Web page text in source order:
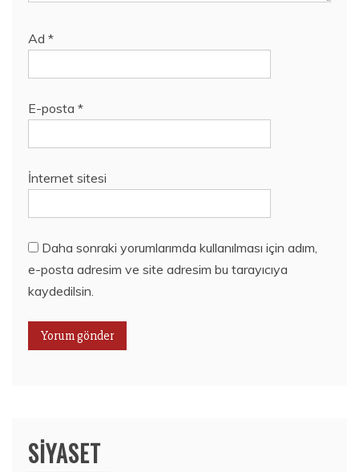
Ad *
E-posta *
İnternet sitesi
Daha sonraki yorumlarımda kullanılması için adım,
e-posta adresim ve site adresim bu tarayıcıya
kaydedilsin.
SIYASET